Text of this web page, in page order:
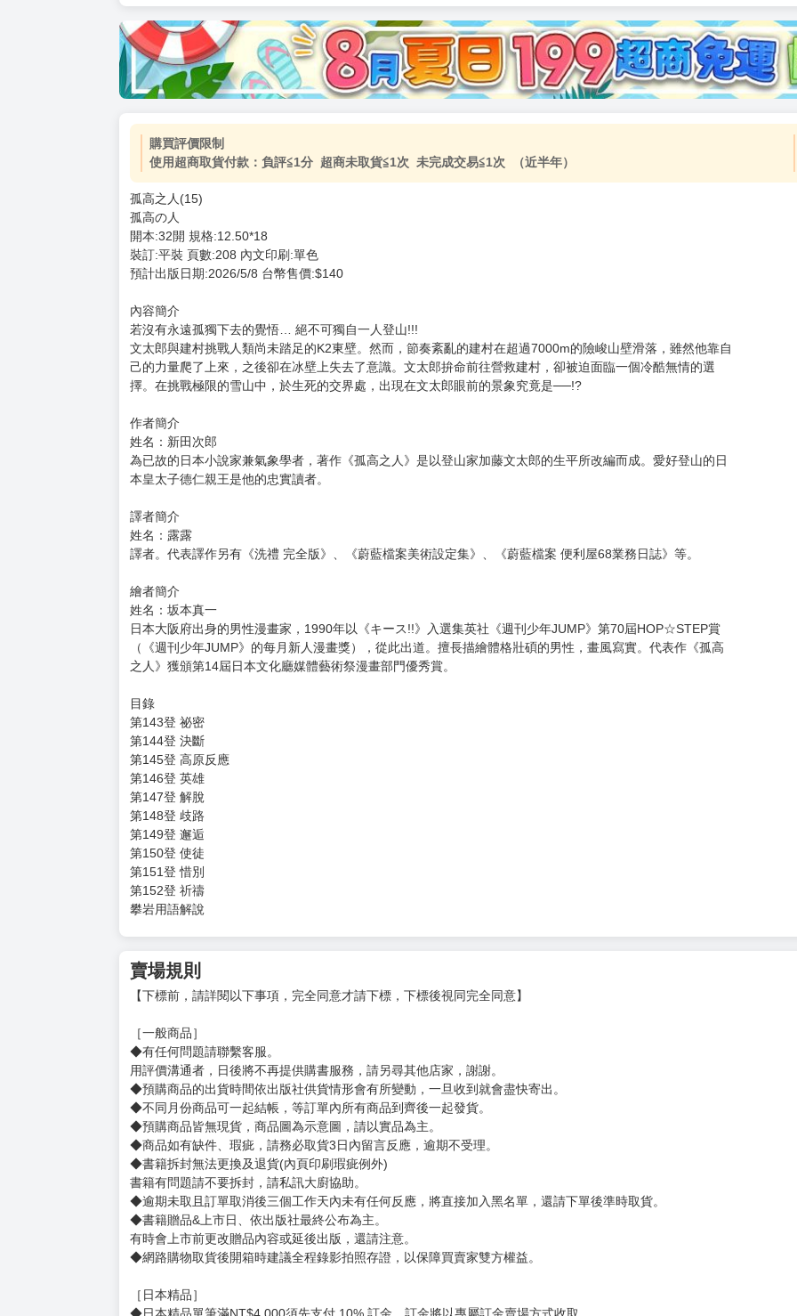
加價購 ( 共
(加購品) 買動漫★《$15元-加固紙箱包裝》
-
購買評價限制
使用超商取貨付款：負評≦1分 超商未取貨≦1次 未完成交易≦1次 （近半年）
孤高之人(15)
開本:32開 規格:12.50*18
裝訂:平裝 頁數:208 內文印刷:單色
預計出版日期:2026/5/8 台幣售價:$140
若沒有永遠孤獨下去的覺悟… 絕不可獨自一人登山!!!
文太郎與建村挑戰人類尚未踏足的K2東壁。然而，節奏紊亂的建村在超過7000m的險峻山壁滑落，雖然他靠自
己的力量爬了上來，之後卻在冰壁上失去了意識。文太郎拚命前往營救建村，卻被迫面臨一個冷酷無情的選
作者簡介
姓名：新田次郎
為已故的日本小說家兼氣象學者，著作《孤高之人》是以登山家加藤文太郎的生平所改編而成。愛好登山的日
本皇太子德仁親王是他的忠實讀者。
譯者簡介
姓名：露露
譯者。代表譯作另有《洗禮 完全版》、《蔚藍檔案美術設定集》、《蔚藍檔案 便利屋68業務日誌》等。
繪者簡介
姓名：坂本真一
日本大阪府出身的男性漫畫家，1990年以《キース!!》入選集英社《週刊少年JUMP》第70屆HOP☆STEP賞
（《週刊少年JUMP》的每月新人漫畫獎），從此出道。擅長描繪體格壯碩的男性，畫風寫實。代表作《孤高
之人》獲頒第14屆日本文化廳媒體藝術祭漫畫部門優秀賞。
目錄
第143登 祕密
第145登 高原反應
第146登 英雄
第147登 解脫
第148登 歧路
第150登 使徒
第151登 惜別
第152登 祈禱
攀岩用語解說
賣場規則
【下標前，請詳閱以下事項，完全同意才請下標，下標後視同完全同意】
［一般商品］
◆有任何問題請聯繫客服。
用評價溝通者，日後將不再提供購書服務，請另尋其他店家，謝謝。
◆不同月份商品可一起結帳，等訂單內所有商品到齊後一起發貨。
◆預購商品皆無現貨，商品圖為示意圖，請以實品為主。